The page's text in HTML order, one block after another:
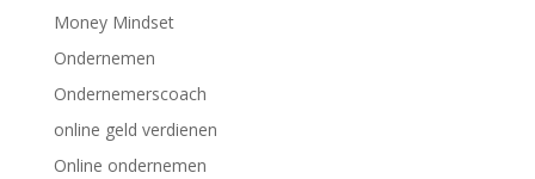
Money Mindset
Ondernemen
Ondernemerscoach
online geld verdienen
Online ondernemen